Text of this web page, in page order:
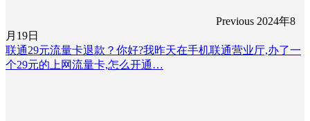
Previous 2024年8
月19日
联通29元流量卡退款？你好?我昨天在手机联通营业厅,办了一
个29元的上网流量卡,怎么开通…